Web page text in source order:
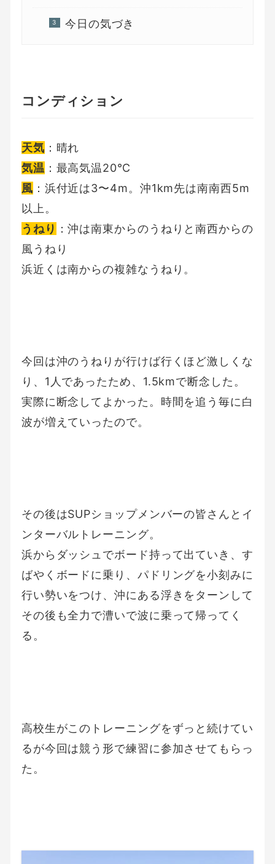
今日の気づき
コンディション
天気 ：晴れ
気温 ：最高気温20℃
風 ：浜付近は3〜4m。沖1km先は南南西5m
以上。
うねり ：沖は南東からのうねりと南西からの
風うねり
浜近くは南からの複雑なうねり。
今回は沖のうねりが行けば行くほど激しくな
り、1人であったため、1.5kmで断念した。
実際に断念してよかった。時間を追う毎に白
波が増えていったので。
その後はSUPショップメンバーの皆さんとイ
ンターバルトレーニング。
浜からダッシュでボード持って出ていき、す
ばやくボードに乗り、パドリングを小刻みに
行い勢いをつけ、沖にある浮きをターンして
その後も全力で漕いで波に乗って帰ってく
る。
高校生がこのトレーニングをずっと続けてい
るが今回は競う形で練習に参加させてもらっ
た。